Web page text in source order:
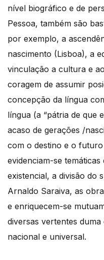
nível biográfico e de
Pessoa, também são
por exemplo, a
nascimento (Lisboa), a
vinculação a cultura e
coragem de assumir
concepção da língua
língua (a “pátria de que
acaso de gerações /
com o destino e o
evidenciam-se
existencial, a divisão do
Arnaldo Saraiva, as
e enriquecem-se
diversas vertentes
nacional e universal.